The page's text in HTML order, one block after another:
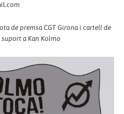
de premsa CGT Girona i cartell de
a Kan Kolmo